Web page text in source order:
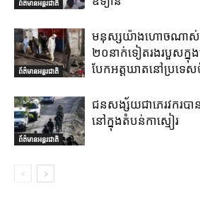
ព័ត៌មានអន្តរជាតិ
ព័ត៌មានអន្តរជាតិ
មនុស្សយ៉ាងហោចណាស់
២០នាក់ទៀតរងរបួសក្នុ
បែកអត្តឃាតនៅប្រទេស
ព័ត៌មានអន្តរជាតិ
ជនសង្ស័យជាភេរវករប
នៅក្នុងតំបន់កាស្មៀរ